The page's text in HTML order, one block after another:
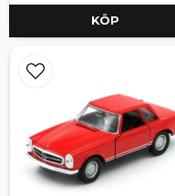
KÖP